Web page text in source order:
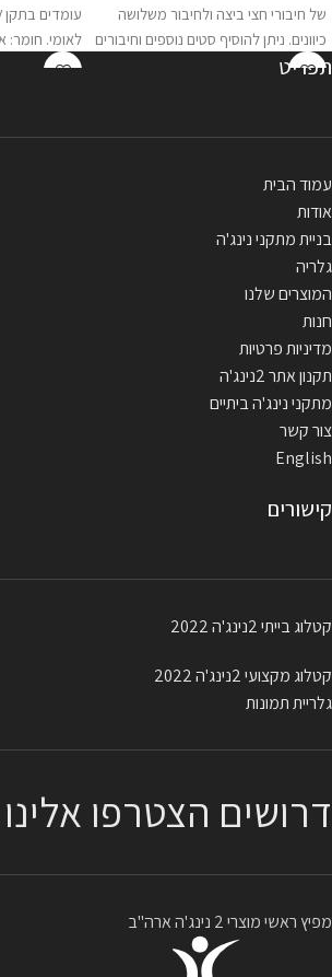
של חיבורי חצי ביצה ולחיבור משלושה
כיוונים. ניתן להוסיף סטים נוספים וחיבורים
לאומי. חומר:
תפריט
עמוד הבית
אודות
בניית מתקני נינג'ה
גלריה
המוצרים שלנו
חנות
מדיניות פרטיות
תקנון אתר 2נינג'ה
מתקני נינג'ה ביתיים
צור קשר
English
קישורים
קטלוג בייתי 2נינג'ה 2022
קטלוג מקצועי 2נינג'ה 2022
גלריית תמונות
דרושים הצטרפו אלינו
מפיץ ראשי מוצרי 2 נינג'ה ארה"ב